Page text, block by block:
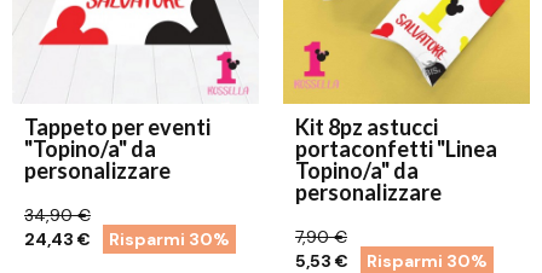
Tappeto per eventi
"Topino/a" da
personalizzare
34,90 €
24,43 €
Risparmi 30%
Kit 8pz astucci
portaconfetti "Linea
Topino/a" da
personalizzare
7,90 €
5,53 €
Risparmi 30%